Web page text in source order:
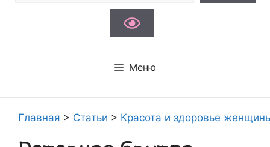
Меню
Главная > Статьи > Красота и здоровье